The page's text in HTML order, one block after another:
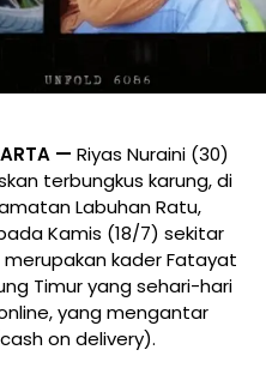
— Riyas Nuraini (30)
terbungkus karung, di
Labuhan Ratu,
Kamis (18/7) sekitar
merupakan kader Fatayat
Timur yang sehari-hari
yang mengantar
on delivery).